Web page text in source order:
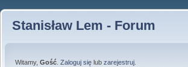
Stanisław Lem - Forum
Witamy, Gość Zaloguj się lub zarejestruj